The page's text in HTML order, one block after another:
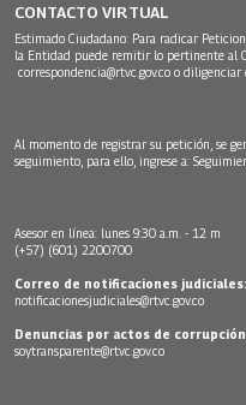
CONTACTO VIRTUAL
Estimado Ciudadano: Para radicar
la Entidad puede remitir lo pertinente al
correspondencia@rtvc.gov.co o diligenciar
Al momento de registrar su petición, se
seguimiento, para ello, ingrese a:
Asesor en línea: lunes 9:30 a.m. - 12 m
(+57) (601) 2200700
Correo de notificaciones judiciales:
notificacionesjudiciales@rtvc.gov.co
Denuncias por actos de
soytransparente@rtvc.gov.co